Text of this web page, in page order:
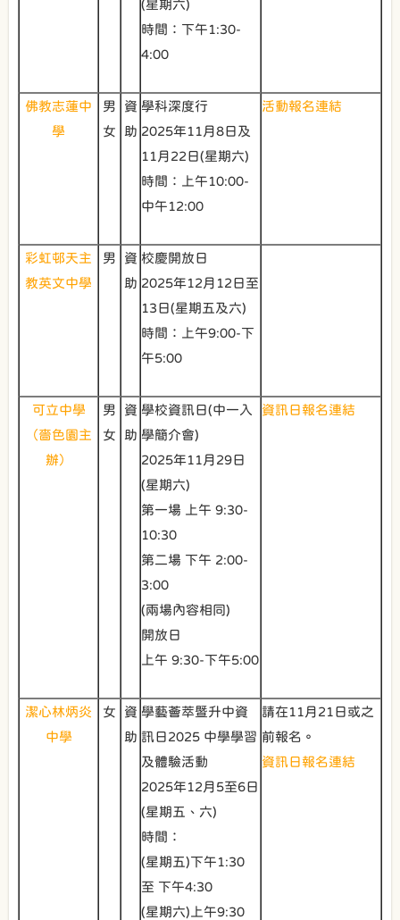
(星期六)
時間：下午1:30-
4:00
佛教志蓮中
學
男
女
資
助
學科深度行
2025年11月8日及
11月22日(星期六)
時間：上午10:00-
中午12:00
活動報名連結
彩虹邨天主
教英文中學
男
資
助
校慶開放日
2025年12月12日至
13日(星期五及六)
時間：上午9:00-下
午5:00
可立中學
（嗇色園主
辦）
男
女
資
助
學校資訊日(中一入
學簡介會)
2025年11月29日
(星期六)
第一場 上午 9:30-
10:30
第二場 下午 2:00-
3:00
(兩場內容相同)
開放日
上午 9:30-下午5:00
資訊日報名連結
潔心林炳炎
中學
女
資
助
學藝薈萃暨升中資
訊日2025 中學學習
及體驗活動
2025年12月5至6日
(星期五、六)
時間：
(星期五)下午1:30
至 下午4:30
(星期六)上午9:30
請在11月21日或之
前報名。
資訊日報名連結